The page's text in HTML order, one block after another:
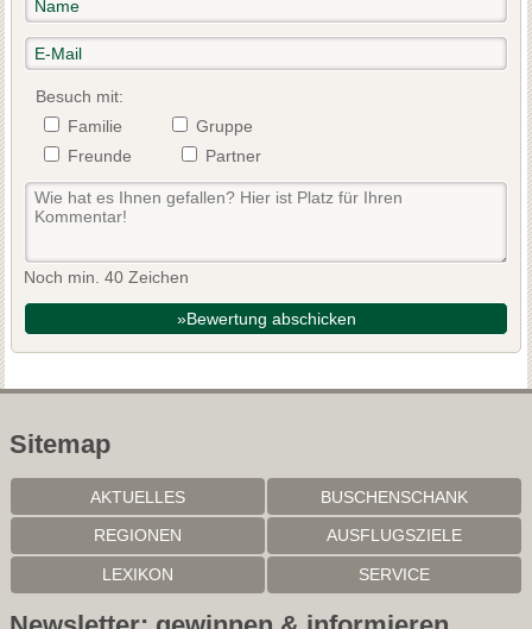
Besuch mit:
Familie
Gruppe
Freunde
Partner
Noch min. 40 Zeichen
»Bewertung abschicken
Sitemap
AKTUELLES BUSCHENSCHANK
REGIONEN AUSFLUGSZIELE
LEXIKON SERVICE